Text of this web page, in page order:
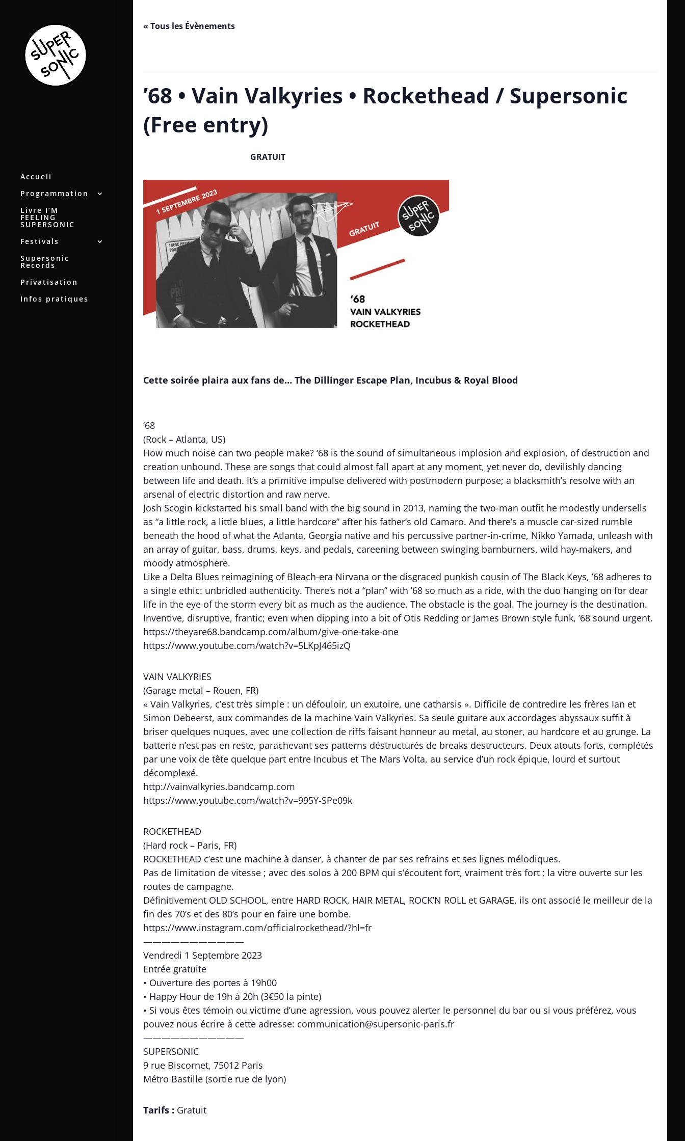
Accueil
Programmation
Livre I’M
FEELING
SUPERSONIC
Festivals
Supersonic
Records
Privatisation
Infos pratiques
« Tous les Évènements
’68 • Vain Valkyries • Rockethead / Supersonic
(Free entry)
GRATUIT
Cette soirée plaira aux fans de… The Dillinger Escape Plan, Incubus & Royal Blood
’68
(Rock – Atlanta, US)
How much noise can two people make? ‘68 is the sound of simultaneous implosion and explosion, of destruction and
creation unbound. These are songs that could almost fall apart at any moment, yet never do, devilishly dancing
between life and death. It’s a primitive impulse delivered with postmodern purpose; a blacksmith’s resolve with an
arsenal of electric distortion and raw nerve.
Josh Scogin kickstarted his small band with the big sound in 2013, naming the two-man outfit he modestly undersells
as “a little rock, a little blues, a little hardcore” after his father’s old Camaro. And there’s a muscle car-sized rumble
beneath the hood of what the Atlanta, Georgia native and his percussive partner-in-crime, Nikko Yamada, unleash with
an array of guitar, bass, drums, keys, and pedals, careening between swinging barnburners, wild hay-makers, and
moody atmosphere.
Like a Delta Blues reimagining of Bleach-era Nirvana or the disgraced punkish cousin of The Black Keys, ’68 adheres to
a single ethic: unbridled authenticity. There’s not a “plan” with ’68 so much as a ride, with the duo hanging on for dear
life in the eye of the storm every bit as much as the audience. The obstacle is the goal. The journey is the destination.
Inventive, disruptive, frantic; even when dipping into a bit of Otis Redding or James Brown style funk, ’68 sound urgent.
https://theyare68.bandcamp.com/album/give-one-take-one
https://www.youtube.com/watch?v=5LKpJ465izQ
VAIN VALKYRIES
(Garage metal – Rouen, FR)
« Vain Valkyries, c’est très simple : un défouloir, un exutoire, une catharsis ». Difficile de contredire les frères Ian et
Simon Debeerst, aux commandes de la machine Vain Valkyries. Sa seule guitare aux accordages abyssaux suffit à
briser quelques nuques, avec une collection de riffs faisant honneur au metal, au stoner, au hardcore et au grunge. La
batterie n’est pas en reste, parachevant ses patterns déstructurés de breaks destructeurs. Deux atouts forts, complétés
par une voix de tête quelque part entre Incubus et The Mars Volta, au service d’un rock épique, lourd et surtout
décomplexé.
http://vainvalkyries.bandcamp.com
https://www.youtube.com/watch?v=995Y-SPe09k
ROCKETHEAD
(Hard rock – Paris, FR)
ROCKETHEAD c’est une machine à danser, à chanter de par ses refrains et ses lignes mélodiques.
Pas de limitation de vitesse ; avec des solos à 200 BPM qui s’écoutent fort, vraiment très fort ; la vitre ouverte sur les
routes de campagne.
Définitivement OLD SCHOOL, entre HARD ROCK, HAIR METAL, ROCK’N ROLL et GARAGE, ils ont associé le meilleur de la
fin des 70’s et des 80’s pour en faire une bombe.
https://www.instagram.com/officialrockethead/?hl=fr
———————————
Vendredi 1 Septembre 2023
Entrée gratuite
• Ouverture des portes à 19h00
• Happy Hour de 19h à 20h (3€50 la pinte)
• Si vous êtes témoin ou victime d’une agression, vous pouvez alerter le personnel du bar ou si vous préférez, vous
pouvez nous écrire à cette adresse: communication@supersonic-paris.fr
———————————
SUPERSONIC
9 rue Biscornet, 75012 Paris
Métro Bastille (sortie rue de lyon)
Tarifs : Gratuit